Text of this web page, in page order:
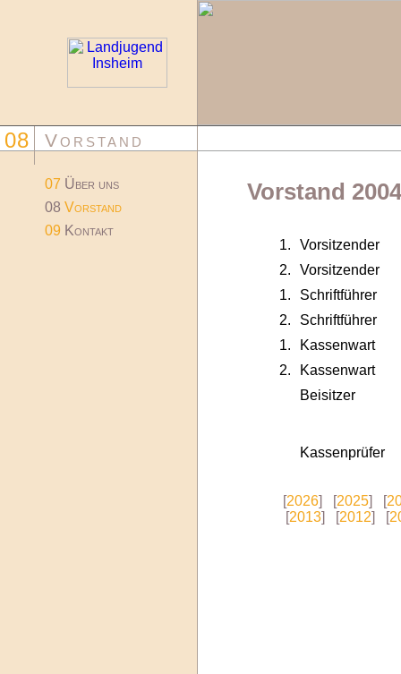
08 Vorstand
07 Über uns
08 Vorstand
09 Kontakt
Vorstand
1.
Vorsitzender
2.
Vorsitzender
1.
Schriftführer
2.
Schriftführer
1.
Kassenwart
2.
Kassenwart
Beisitzer
Kassenprüfer
[2026] [2025] [
[2013] [2012] [